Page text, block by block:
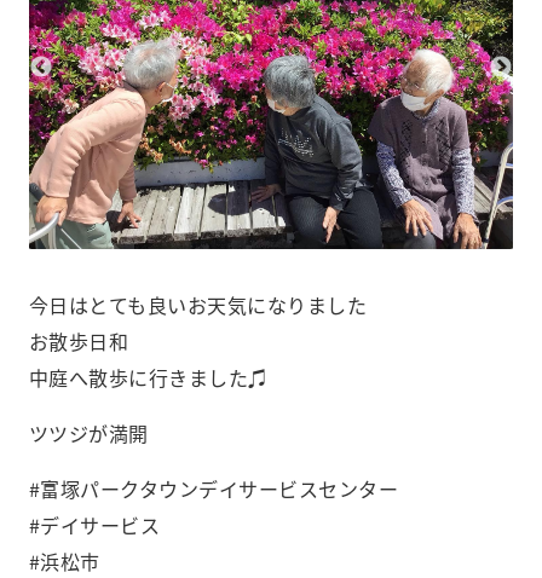
今日はとても良いお天気になりました️
お散歩日和
中庭へ散歩に行きました♫
ツツジが満開
#富塚パークタウンデイサービスセンター
#デイサービス
#浜松市